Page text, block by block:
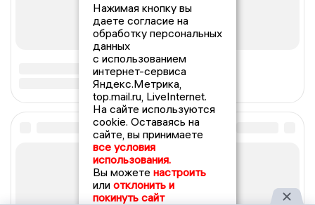
Нажимая кнопку вы
даете согласие на
обработку персональных
данных
с использованием
интернет-сервиса
Яндекс.Метрика,
top.mail.ru, LiveInternet.
На сайте используются
cookie. Оставаясь на
сайте, вы принимаете
все условия
использования.
Вы можете настроить
или отклонить и
покинуть сайт